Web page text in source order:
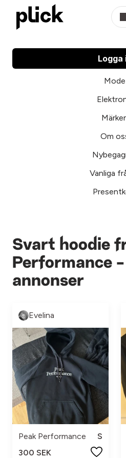
Logga
Mode
Om
Vanliga
Svart hoodie
Performance
annonser
Evelina
Peak Performance
S
300 SEK